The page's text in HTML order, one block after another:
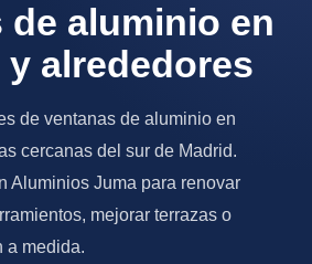
de aluminio en
alrededores
de ventanas de aluminio en
cercanas del sur de Madrid.
Aluminios Juma para renovar
mejorar terrazas o
a medida.